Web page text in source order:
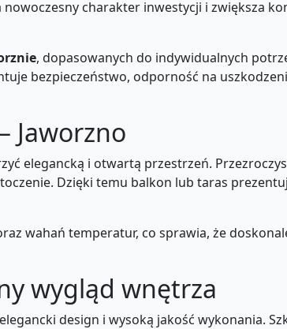
charakter inwestycji i zwiększa
, dopasowanych do indywidualnych
bezpieczeństwo, odporność na
Jaworzno
elegancką i otwartą przestrzeń.
Dzięki temu balkon lub taras
wahań temperatur, co sprawia, że
wygląd wnętrza
design i wysoką jakość wykonania.